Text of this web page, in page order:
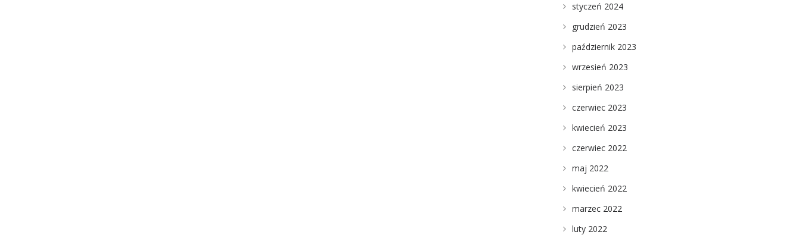
styczeń 2024
grudzień 2023
październik 2023
wrzesień 2023
sierpień 2023
czerwiec 2023
kwiecień 2023
czerwiec 2022
maj 2022
kwiecień 2022
marzec 2022
luty 2022